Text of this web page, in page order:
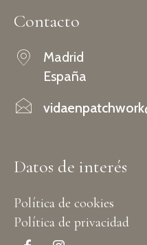
Contacto
Madrid
España
Datos de interés
Política de cookies
Política de privacidad